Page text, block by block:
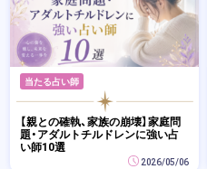
当たる占い師
【親との確執、家族の崩壊】家庭問
題・アダルトチルドレンに強い占
い師10選
2026/05/06